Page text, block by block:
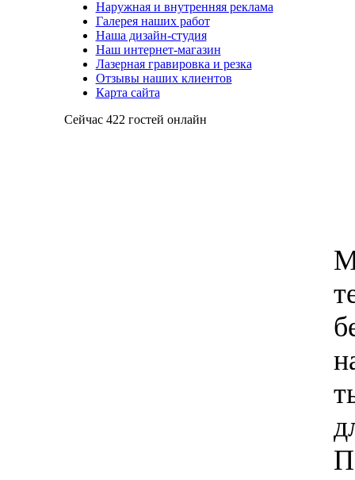
Наружная и внутренняя реклама
Галерея наших работ
Наша дизайн-студия
Наш интернет-магазин
Лазерная гравировка и резка
Отзывы наших клиентов
Карта сайта
Сейчас 422 гостей онлайн